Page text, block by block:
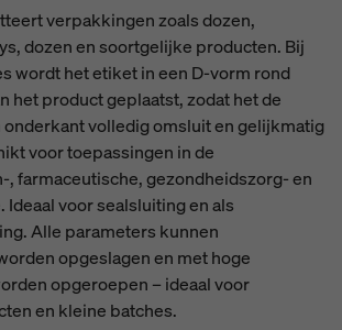
verpakkingen zoals dozen,
dozen en soortgelijke producten. Bij
wordt het etiket in een D-vorm rond
het product geplaatst, zodat het de
volledig omsluit en gelijkmatig
voor toepassingen in de
farmaceutische, gezondheidszorg- en
voor sealsluiting en als
Alle parameters kunnen
opgeslagen en met hoge
opgeroepen – ideaal voor
en kleine batches.